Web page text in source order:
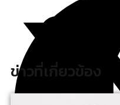
ข่าวที่เกี่ยวข้อง